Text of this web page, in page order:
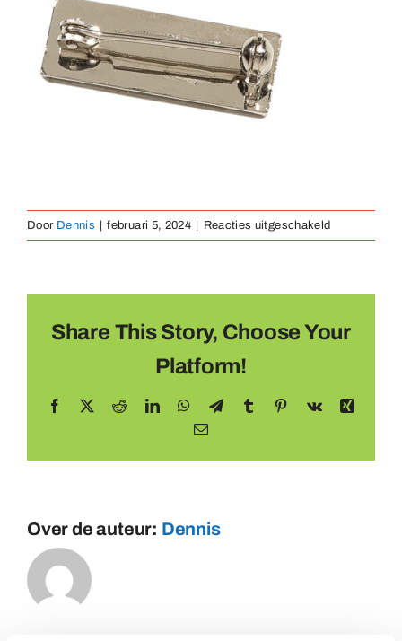
Medailles
Door Dennis februari 5, 2024 Reacties uitgeschakeldvoor
Share This Story, Choose Your
Platform!
Facebook RedditLinkedInWhatsApp
TelegramTumblr Pinterest
Vk
Xing
E-
Over de auteur: Dennis